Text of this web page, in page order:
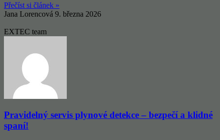
Přečíst si článek »
Jana Lorencová 9. března 2026
EXTEC team
Pravidelný servis plynové detekce – bezpečí a klidné
spaní!